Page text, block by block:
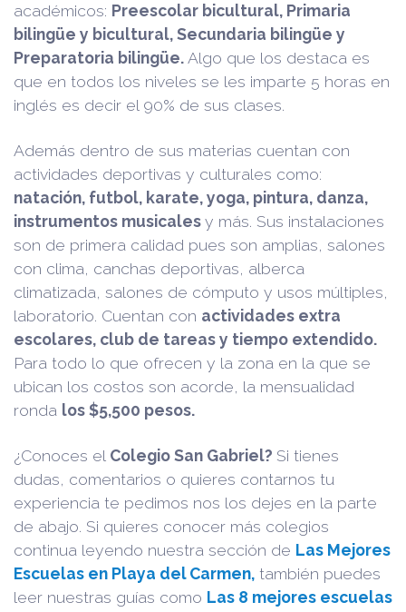
académicos: Preescolar bicultural, Primaria
bilingüe y bicultural, Secundaria bilingüe y
Preparatoria bilingüe. Algo que los destaca es
que en todos los niveles se les imparte 5 horas en
inglés es decir el 90% de sus clases.
Además dentro de sus materias cuentan con
actividades deportivas y culturales como:
natación, futbol, karate, yoga, pintura, danza,
instrumentos musicalesy más. Sus instalaciones
son de primera calidad pues son amplias, salones
con clima, canchas deportivas, alberca
climatizada, salones de cómputo y usos múltiples,
laboratorio. Cuentan con actividades extra
escolares, club de tareas y tiempo extendido.
Para todo lo que ofrecen y la zona en la que se
ubican los costos son acorde, la mensualidad
ronda los $5,500 pesos.
¿Conoces el Colegio San Gabriel? Si tienes
dudas, comentarios o quieres contarnos tu
experiencia te pedimos nos los dejes en la parte
de abajo. Si quieres conocer más colegios
continua leyendo nuestra sección de Las Mejores
Escuelas en Playa del Carmen, también puedes
leer nuestras guías como Las 8 mejores escuelas